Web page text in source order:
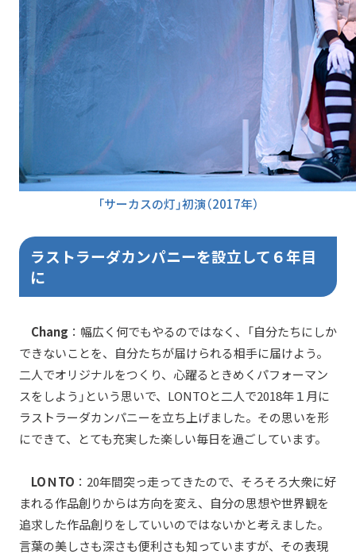
「サーカスの灯」初演（2017年）
ラストラーダカンパニーを設立して６年目
に
Chang ：幅広く何でもやるのではなく、「自分たちにしか
できないことを、自分たちが届けられる相手に届けよう。
二人でオリジナルをつくり、心躍るときめくパフォーマン
スをしよう」という思いで、LONTOと二人で2018年１月に
ラストラーダカンパニーを立ち上げました。その思いを形
にできて、とても充実した楽しい毎日を過ごしています。
LOＮTO ：20年間突っ走ってきたので、そろそろ大衆に好
まれる作品創りからは方向を変え、自分の思想や世界観を
追求した作品創りをしていいのではないかと考えました。
言葉の美しさも深さも便利さも知っていますが、その表現